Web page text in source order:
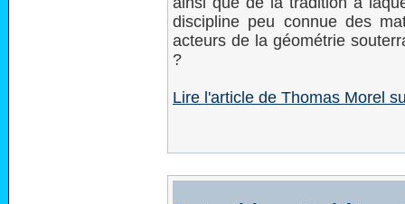
discipline peu connue des
acteurs de la géométrie
?
Lire l'article de Thomas Morel